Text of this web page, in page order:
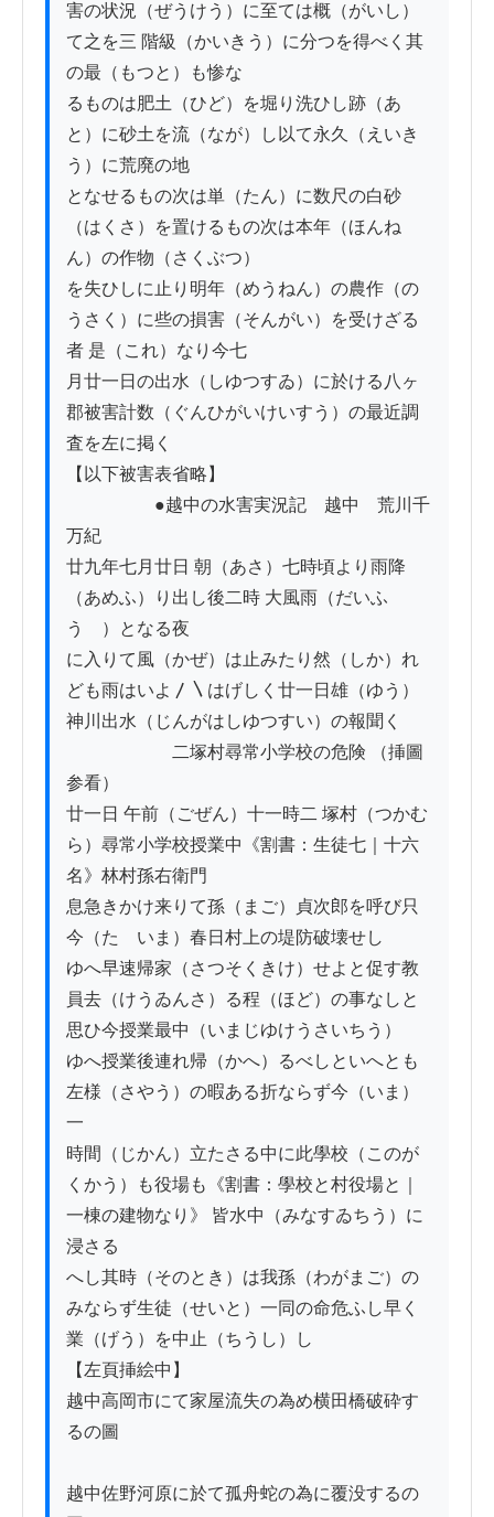
害の状況（ぜうけう）に至ては概（がいし）
て之を三 階級（かいきう）に分つを得べく其
の最（もつと）も惨な
るものは肥土（ひど）を堀り洗ひし跡（あ
と）に砂土を流（なが）し以て永久（えいき
う）に荒廃の地
となせるもの次は単（たん）に数尺の白砂
（はくさ）を置けるもの次は本年（ほんね
ん）の作物（さくぶつ）
を失ひしに止り明年（めうねん）の農作（の
うさく）に些の損害（そんがい）を受けざる
者 是（これ）なり今七
月廿一日の出水（しゆつすゐ）に於ける八ヶ
郡被害計数（ぐんひがいけいすう）の最近調
査を左に掲く
【以下被害表省略】
●越中の水害実況記　越中　荒川千
万紀
廿九年七月廿日 朝（あさ）七時頃より雨降
（あめふ）り出し後二時 大風雨（だいふ
うゝ）となる夜
に入りて風（かぜ）は止みたり然（しか）れ
ども雨はいよ〳〵はげしく廿一日雄（ゆう）
神川出水（じんがはしゆつすい）の報聞く
二塚村尋常小学校の危険 （挿圖
参看）
廿一日 午前（ごぜん）十一時二 塚村（つかむ
ら）尋常小学校授業中《割書：生徒七｜十六
名》林村孫右衛門
息急きかけ来りて孫（まご）貞次郎を呼び只
今（たゞいま）春日村上の堤防破壊せし
ゆへ早速帰家（さつそくきけ）せよと促す教
員去（けうゐんさ）る程（ほど）の事なしと
思ひ今授業最中（いまじゆけうさいちう）
ゆへ授業後連れ帰（かへ）るべしといへとも
左様（さやう）の暇ある折ならず今（いま）
一
時間（じかん）立たさる中に此學校（このが
くかう）も役場も《割書：學校と村役場と｜
一棟の建物なり》 皆水中（みなすゐちう）に
浸さる
へし其時（そのとき）は我孫（わがまご）の
みならず生徒（せいと）一同の命危ふし早く
業（げう）を中止（ちうし）し
【左頁挿絵中】
越中高岡市にて家屋流失の為め横田橋破砕す
るの圖
越中佐野河原に於て孤舟蛇の為に覆没するの